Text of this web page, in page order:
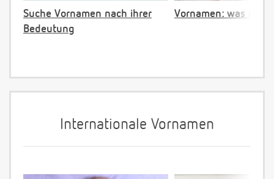
Suche Vornamen nach ihrer
Bedeutung
Vornamen: was ist
Internationale Vornamen